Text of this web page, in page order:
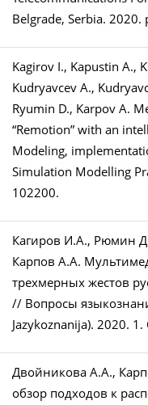
Belgrade, Serbia. 2020.
Kagirov I., Kapustin A.,
Kudryavcev A.,
Ryumin D., Karpov A.
“Remotion” with an
Modeling,
Simulation Modelling
102200.
Кагиров И.А., Рюмин
Карпов А.А.
трехмерных жестов
// Вопросы
Jazykoznanija). 2020.
Двойникова А.А.,
обзор подходов к